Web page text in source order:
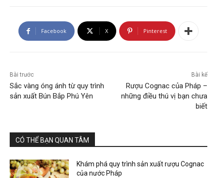
Facebook X Pinterest
Bài trước
Sắc vàng óng ánh từ quy trình
sản xuất Bún Bắp Phú Yên
Bài kế
Rượu Cognac của Pháp –
những điều thú vị bạn chưa
biết
CÓ THỂ BẠN QUAN TÂM
Khám phá quy trình sản xuất rượu Cognac
của nước Pháp